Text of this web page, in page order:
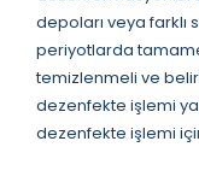
depoları veya farklı
periyotlarda
temizlenmeli ve
dezenfekte işlemi
dezenfekte işlemi